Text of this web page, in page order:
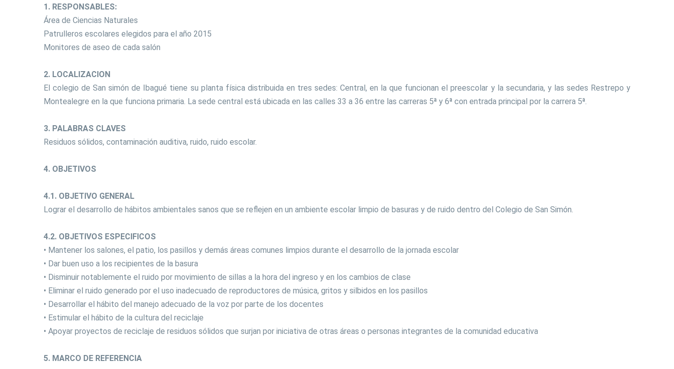
Directorio de Servidores
Públicos
Docentes y Coordinadores
Administrativos y Contratistas
1. RESPONSABLES:
Área de Ciencias Naturales
Patrulleros escolares elegidos para el año 2015
Monitores de aseo de cada salón
2. LOCALIZACION
El colegio de San simón de Ibagué tiene su planta física distribuida en tres sedes: Central, en la que funcionan el preescolar y la secundaria, y las sedes Restrepo y
Montealegre en la que funciona primaria. La sede central está ubicada en las calles 33 a 36 entre las carreras 5ª y 6ª con entrada principal por la carrera 5ª.
3. PALABRAS CLAVES
Residuos sólidos, contaminación auditiva, ruido, ruido escolar.
4. OBJETIVOS
4.1. OBJETIVO GENERAL
Lograr el desarrollo de hábitos ambientales sanos que se reflejen en un ambiente escolar limpio de basuras y de ruido dentro del Colegio de San Simón.
4.2. OBJETIVOS ESPECIFICOS
• Mantener los salones, el patio, los pasillos y demás áreas comunes limpios durante el desarrollo de la jornada escolar
• Dar buen uso a los recipientes de la basura
• Disminuir notablemente el ruido por movimiento de sillas a la hora del ingreso y en los cambios de clase
• Eliminar el ruido generado por el uso inadecuado de reproductores de música, gritos y silbidos en los pasillos
• Desarrollar el hábito del manejo adecuado de la voz por parte de los docentes
• Estimular el hábito de la cultura del reciclaje
• Apoyar proyectos de reciclaje de residuos sólidos que surjan por iniciativa de otras áreas o personas integrantes de la comunidad educativa
5. MARCO DE REFERENCIA